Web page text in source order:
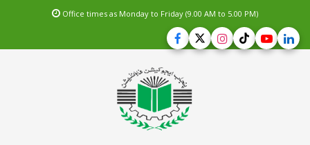
Office times as Monday to Friday (9.00 AM to 5.00 PM)